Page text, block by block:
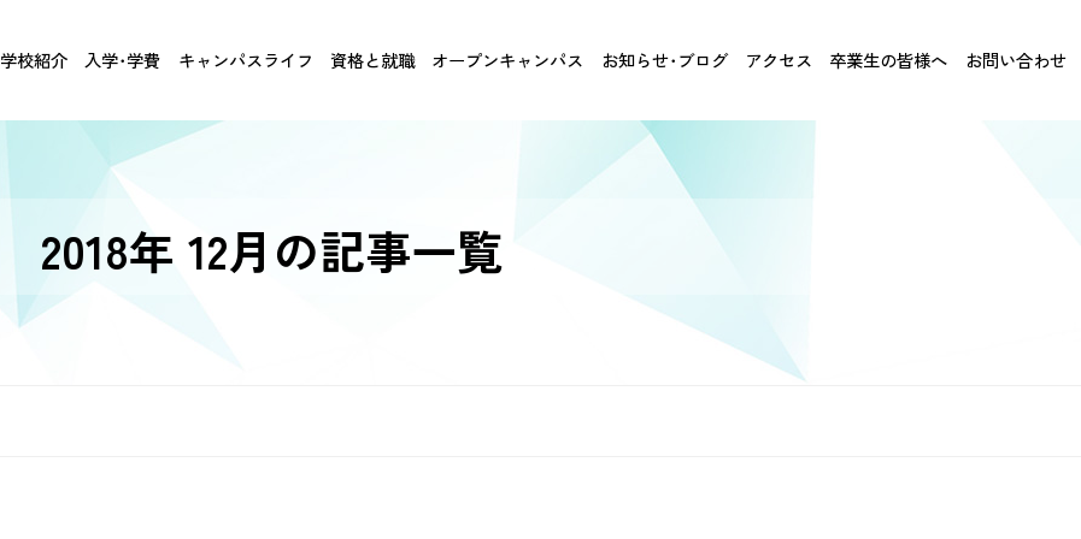
学校紹介 入学･学費 キャンパスライフ 資格と就職 オープンキャンパス お知らせ･ブログ アクセス 卒業生の皆様へ お問い合わせ
2018年 12月の記事一覧